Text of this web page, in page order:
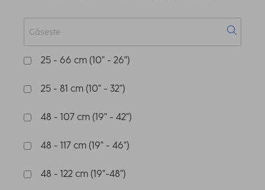
25 - 66 cm (10" - 26")
25 - 81 cm (10" - 32")
48 - 107 cm (19" - 42")
48 - 117 cm (19" - 46")
48 - 122 cm (19"-48")